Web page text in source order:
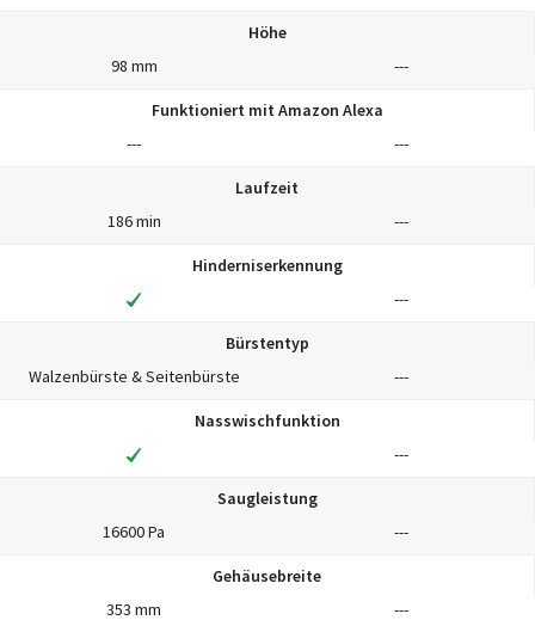
Höhe
98 mm
---
Funktioniert mit Amazon Alexa
---
---
Laufzeit
186 min
---
Hinderniserkennung
---
Bürstentyp
Walzenbürste & Seitenbürste
---
Nasswischfunktion
---
Saugleistung
16600 Pa
---
Gehäusebreite
353 mm
---